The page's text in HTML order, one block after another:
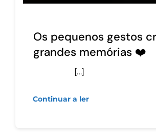
Os pequenos gestos
grandes memórias ❤️
[…]
Continuar a ler